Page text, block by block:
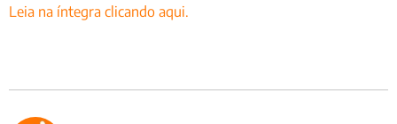
Leia na íntegra clicando aqui.